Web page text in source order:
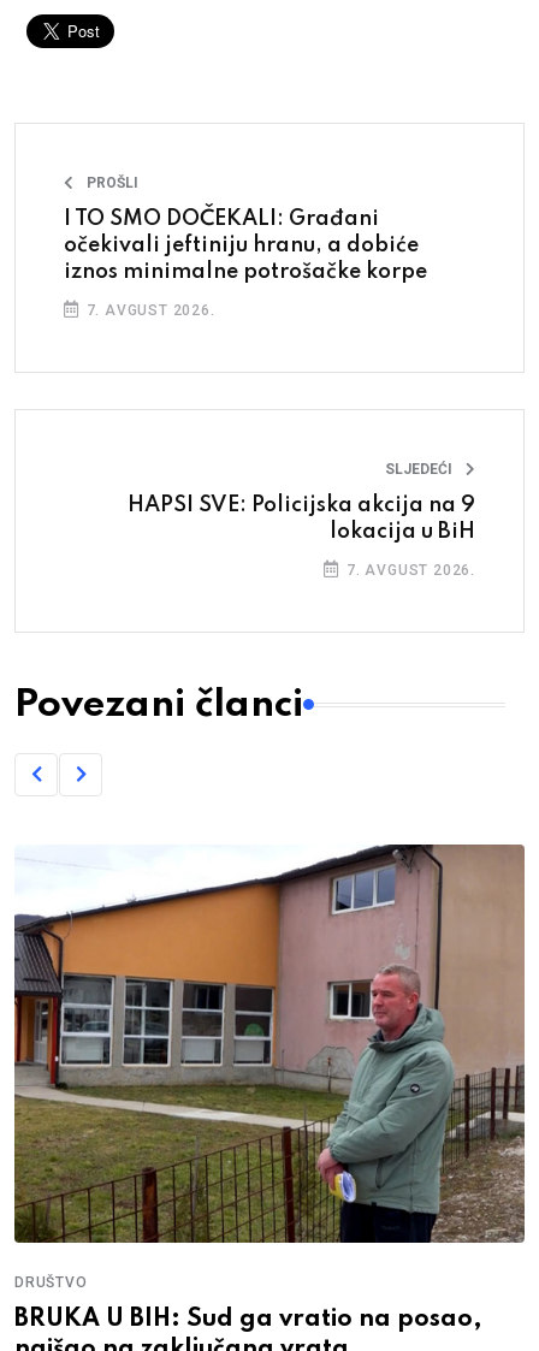
PROŠLI
I TO SMO DOČEKALI: Građani
očekivali jeftiniju hranu, a dobiće
iznos minimalne potrošačke korpe
7. AVGUST 2026.
SLJEDEĆI
HAPSI SVE: Policijska akcija na 9
lokacija u BiH
7. AVGUST 2026.
Povezani članci
DRUŠTVO
BRUKA U BIH: Sud ga vratio na posao,